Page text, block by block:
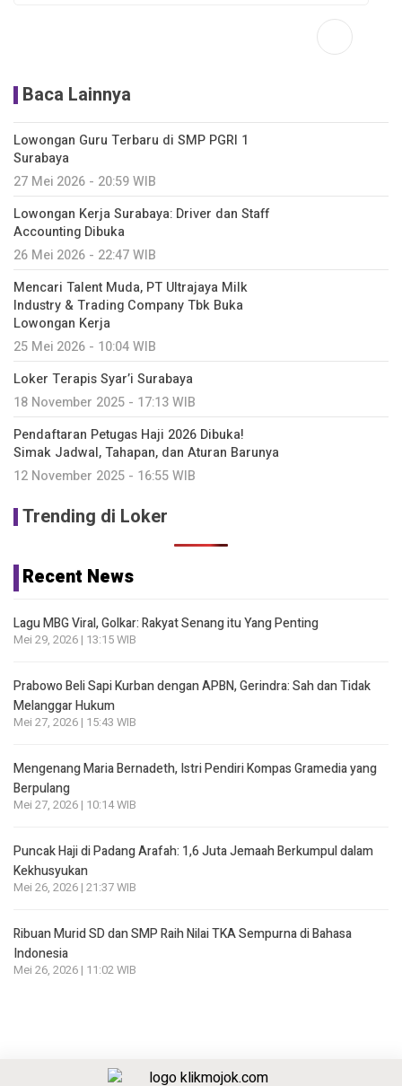
Baca Lainnya
Lowongan Guru Terbaru di SMP PGRI 1
Surabaya
27 Mei 2026 - 20:59 WIB
Lowongan Kerja Surabaya: Driver dan Staff
Accounting Dibuka
26 Mei 2026 - 22:47 WIB
Mencari Talent Muda, PT Ultrajaya Milk
Industry & Trading Company Tbk Buka
Lowongan Kerja
25 Mei 2026 - 10:04 WIB
Loker Terapis Syar’i Surabaya
18 November 2025 - 17:13 WIB
Pendaftaran Petugas Haji 2026 Dibuka!
Simak Jadwal, Tahapan, dan Aturan Barunya
12 November 2025 - 16:55 WIB
Trending di Loker
Recent News
Lagu MBG Viral, Golkar: Rakyat Senang itu Yang Penting
Mei 29, 2026 | 13:15 WIB
Prabowo Beli Sapi Kurban dengan APBN, Gerindra: Sah dan Tidak
Melanggar Hukum
Mei 27, 2026 | 15:43 WIB
Mengenang Maria Bernadeth, Istri Pendiri Kompas Gramedia yang
Berpulang
Mei 27, 2026 | 10:14 WIB
Puncak Haji di Padang Arafah: 1,6 Juta Jemaah Berkumpul dalam
Kekhusyukan
Mei 26, 2026 | 21:37 WIB
Ribuan Murid SD dan SMP Raih Nilai TKA Sempurna di Bahasa
Indonesia
Mei 26, 2026 | 11:02 WIB